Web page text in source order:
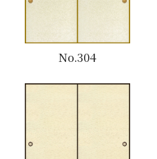
No.304